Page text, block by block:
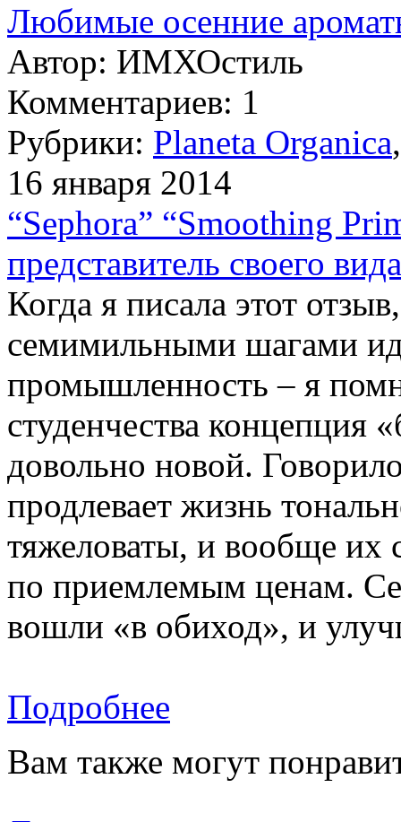
Любимые осенние
Автор: ИМХОстиль
Комментариев: 1
Рубрики: Planeta Organica
16 января 2014
“Sephora” “Smoothing
представитель своего вида
Когда я писала этот
семимильными шагами
промышленность – я
студенчества концепция
довольно новой.
продлевает жизнь
тяжеловаты, и вообще их
по приемлемым ценам.
вошли «в обиход», и
Подробнее
Вам также могут